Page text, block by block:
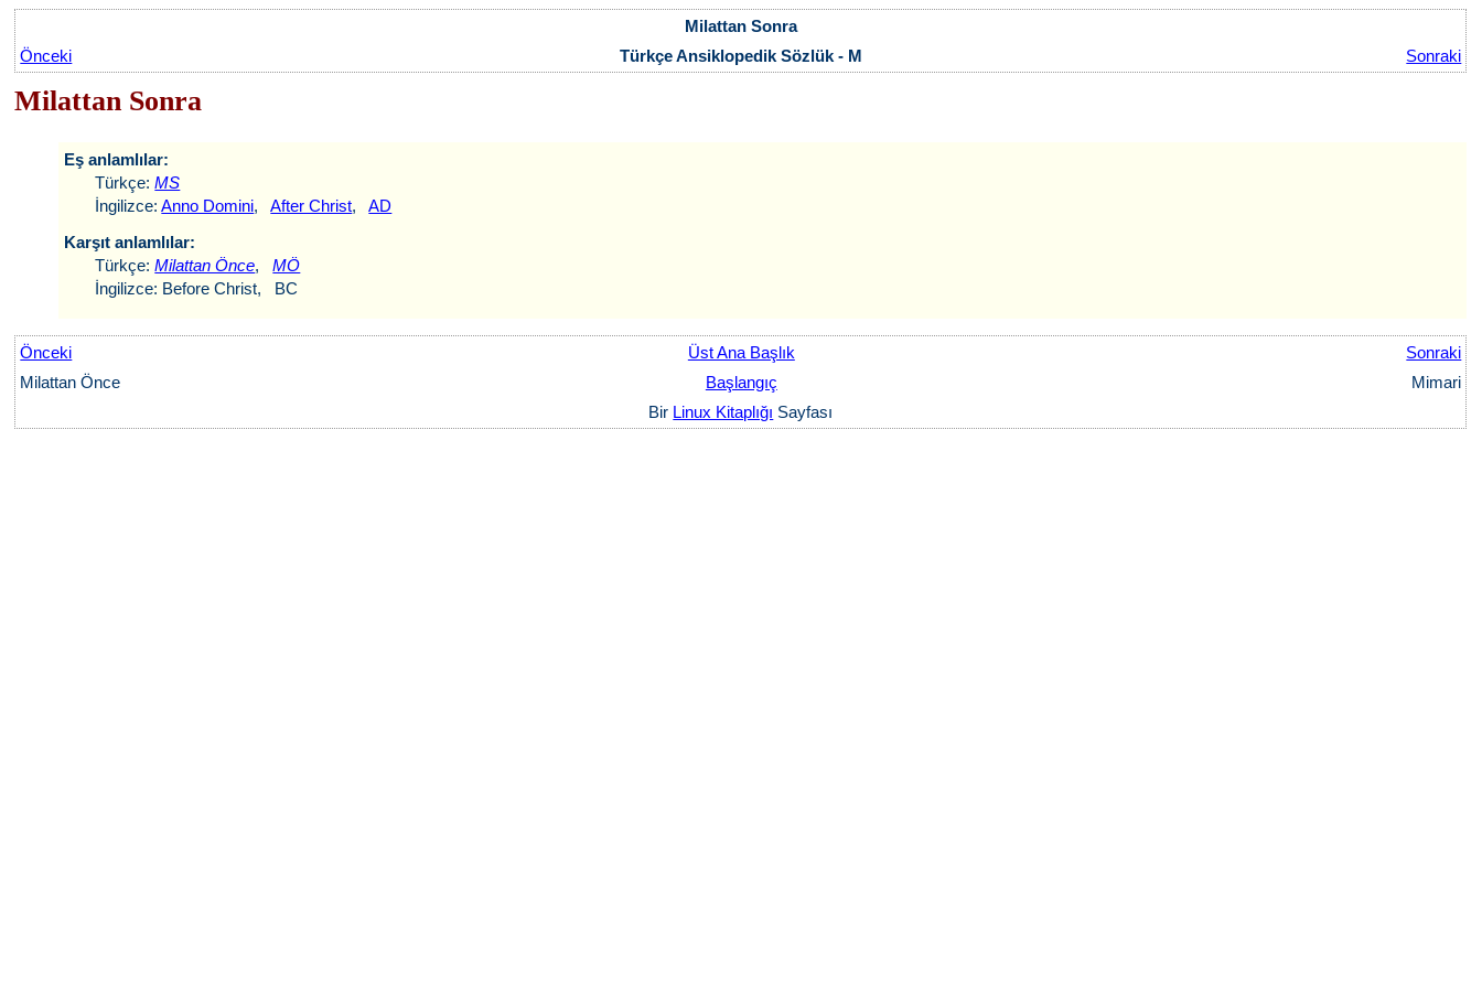
Milattan Sonra
Önceki
Türkçe Ansiklopedik Sözlük - M Sonraki
Milattan Sonra
Eş anlamlılar:
Türkçe:MS
İngilizce:Anno Domini,After Christ,AD
Karşıt anlamlılar:
Türkçe:Milattan Önce,MÖ
İngilizce: Before Christ, BC
Önceki Üst Ana Başlık
Sonraki
Milattan Önce
Başlangıç
Mimari
Bir Linux Kitaplığı Sayfası